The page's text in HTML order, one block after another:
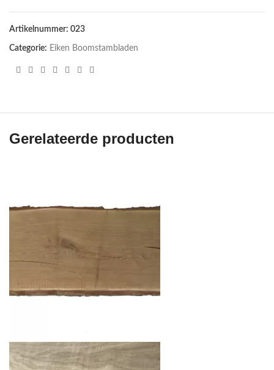
Artikelnummer: 023
Categorie: Eiken Boomstambladen
Gerelateerde producten